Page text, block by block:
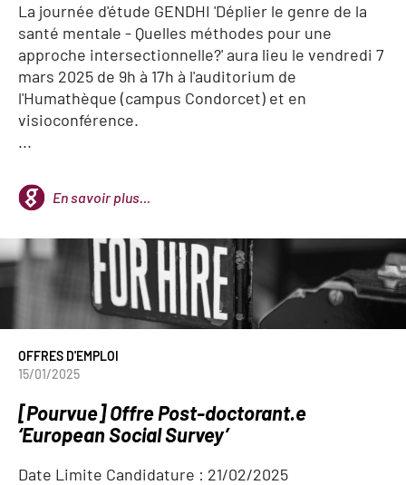
La journée d'étude GENDHI 'Déplier le genre de la
santé mentale - Quelles méthodes pour une
approche intersectionnelle?' aura lieu le vendredi 7
mars 2025 de 9h à 17h à l'auditorium de
l'Humathèque (campus Condorcet) et en
visioconférence.
...
En savoir plus...
OFFRES D'EMPLOI
15/01/2025
[Pourvue] Offre Post-doctorant.e
‘European Social Survey’
Date Limite Candidature : 21/02/2025